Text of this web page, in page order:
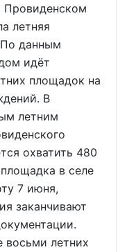
Провиденском
летняя
По данным
идёт
площадок на
В
летним
охватить 480
в селе
7 июня,
заканчивают
восьми летних